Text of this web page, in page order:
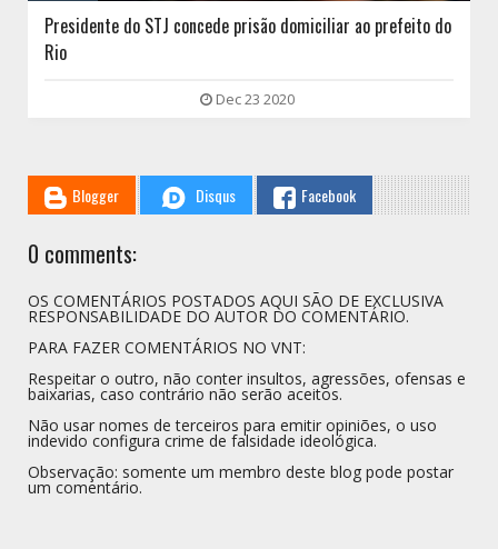
Presidente do STJ concede prisão domiciliar ao prefeito do
Rio
Dec 23 2020
Blogger Disqus Facebook
0 comments:
OS COMENTÁRIOS POSTADOS AQUI SÃO DE EXCLUSIVA
RESPONSABILIDADE DO AUTOR DO COMENTÁRIO.
PARA FAZER COMENTÁRIOS NO VNT:
Respeitar o outro, não conter insultos, agressões, ofensas e
baixarias, caso contrário não serão aceitos.
Não usar nomes de terceiros para emitir opiniões, o uso
indevido configura crime de falsidade ideológica.
Observação: somente um membro deste blog pode postar
um comentário.